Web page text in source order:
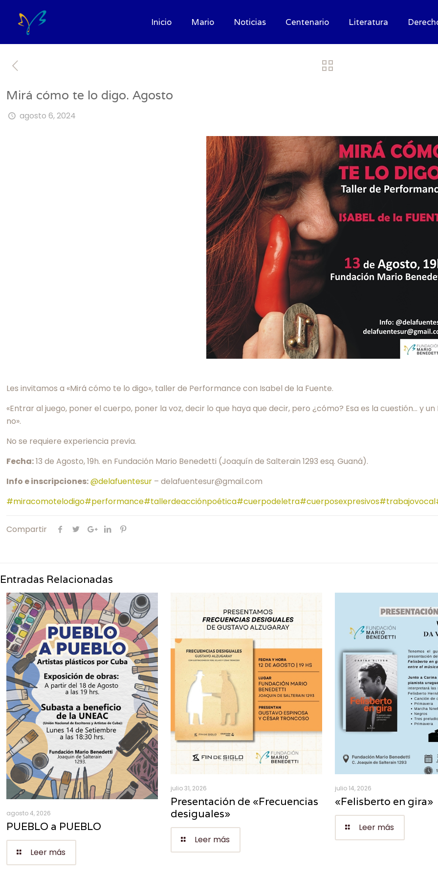
Inicio Mario Noticias Centenario Literatura
Mirá cómo te lo digo. Agosto
agosto 6, 2024
Les invitamos a «Mirá cómo te lo digo», taller de Performance con Isabel de la Fuente.
«Entrar al juego, poner el cuerpo, poner la voz, decir lo que haya que decir, pero ¿cómo? Esa es la cuestión… y
no».
No se requiere experiencia previa.
Fecha:13 de Agosto, 19h. en Fundación Mario Benedetti (Joaquín de Salterain 1293 esq. Guaná).
Info e inscripciones:@delafuentesur – delafuentesur@gmail.com
#miracomotelodigo#performance#tallerdeacciónpoética#cuerpodeletra#cuerposexpresivos#trabajovocal
Compartir
Entradas Relacionadas
agosto 4, 2026
PUEBLO a PUEBLO
Leer más
julio 31, 2026
Presentación de «Frecuencias
desiguales»
Leer más
julio 14, 2026
«Felisberto en gira»
Leer más